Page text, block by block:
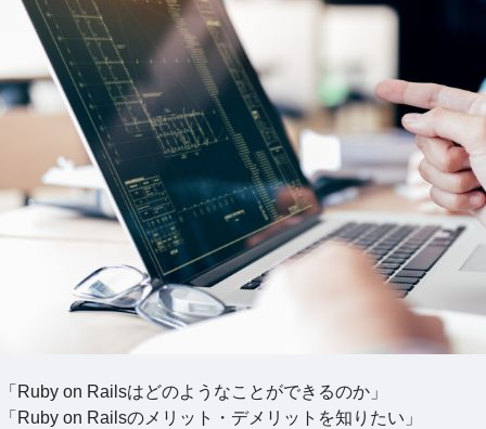
「Ruby on Railsはどのようなことができるのか」
「Ruby on Railsのメリット・デメリットを知りたい」